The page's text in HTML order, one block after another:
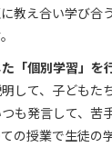
教え合い学び合う
「個別学習」を
して、子どもた
も発言して、苦
の授業で生徒の